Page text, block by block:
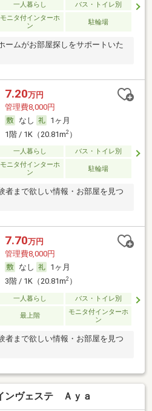
一人暮らし バス・トイレ別
モニタ付インターホ
ン
駐輪場
ームがお部屋探しをサポートいた
7.20万円
管理費8,000円
なし
1ヶ月
1階 / 1K（20.81m2）
一人暮らし バス・トイレ別
モニタ付インターホ
ン
駐輪場
者まで欲しい情報・お部屋を見つ
7.70万円
管理費8,000円
なし
1ヶ月
3階 / 1K（20.81m2）
一人暮らし バス・トイレ別
最上階
モニタ付インターホ
ン
者まで欲しい情報・お部屋を見つ
ンヴェステ Ａｙａ